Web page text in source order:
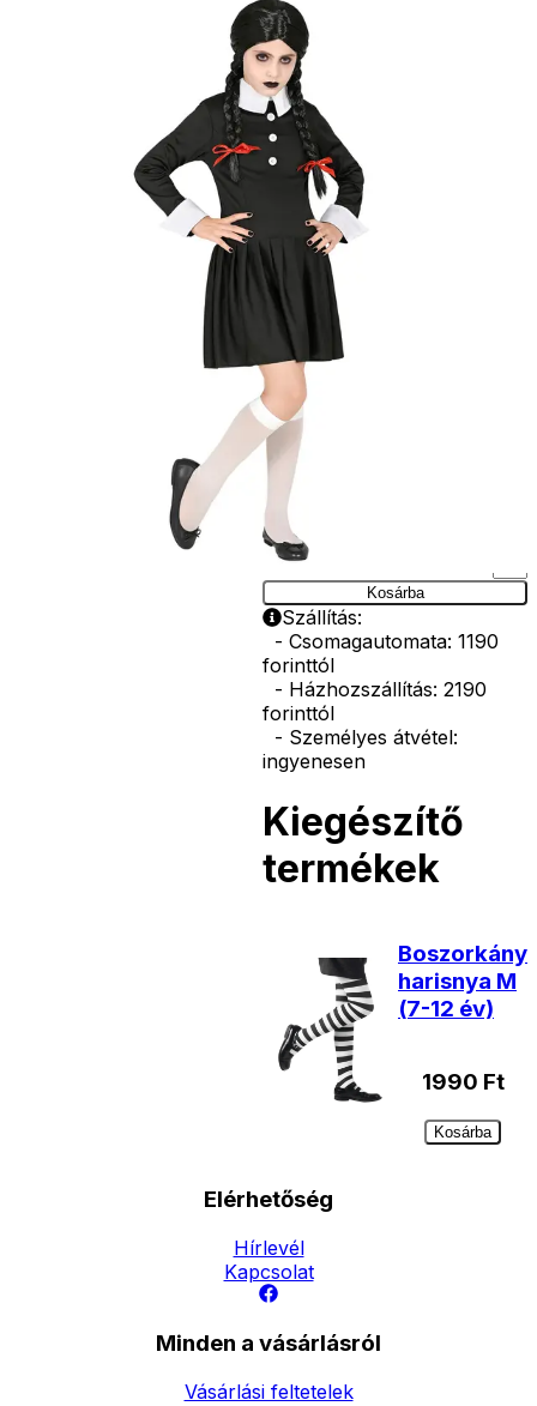
Egyéb
Ár
Darab
Kosárba
Szállítás:
- Csomagautomata: 1190
forinttól
- Házhozszállítás: 2190
forinttól
- Személyes átvétel:
ingyenesen
Kiegészítő
termékek
Boszorkány
harisnya M
(7-12 év)
1990 Ft
Kosárba
Elérhetőség
Hírlevél
Kapcsolat
Minden a vásárlásról
Vásárlási feltetelek